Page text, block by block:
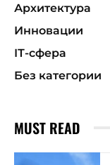
Архитектура
Инновации
ІТ-сфера
Без категории
MUST READ